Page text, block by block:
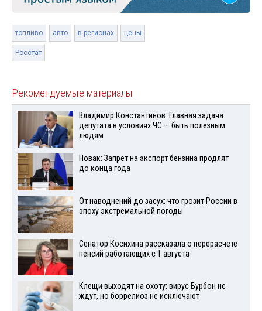
топливо авто в регионах цены
Росстат
Рекомендуемые материалы
Владимир Константинов: Главная задача
депутата в условиях ЧС — быть полезным
людям
Новак: Запрет на экспорт бензина продлят
до конца года
От наводнений до засух: что грозит России в
эпоху экстремальной погоды
Сенатор Косихина рассказала о перерасчете
пенсий работающих с 1 августа
Клещи выходят на охоту: вирус Бурбон не
ждут, но боррелиоз не исключают